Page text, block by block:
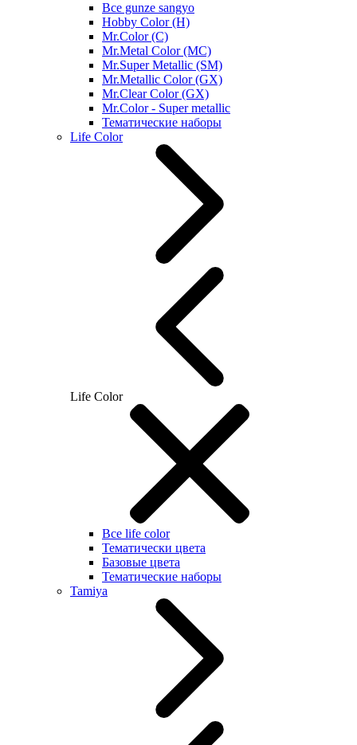
Все gunze sangyo
Hobby Color (H)
Mr.Color (C)
Mr.Metal Color (MC)
Mr.Super Metallic (SM)
Mr.Metallic Color (GX)
Mr.Clear Color (GX)
Mr.Color - Super metallic
Тематические наборы
Life Color
Life Color
Все life color
Тематически цвета
Базовые цвета
Тематические наборы
Tamiya